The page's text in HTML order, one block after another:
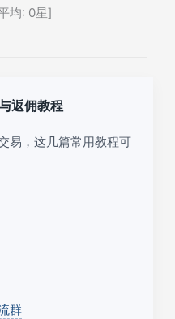
均: 0星]
返佣教程
易，这几篇常用教程可
群